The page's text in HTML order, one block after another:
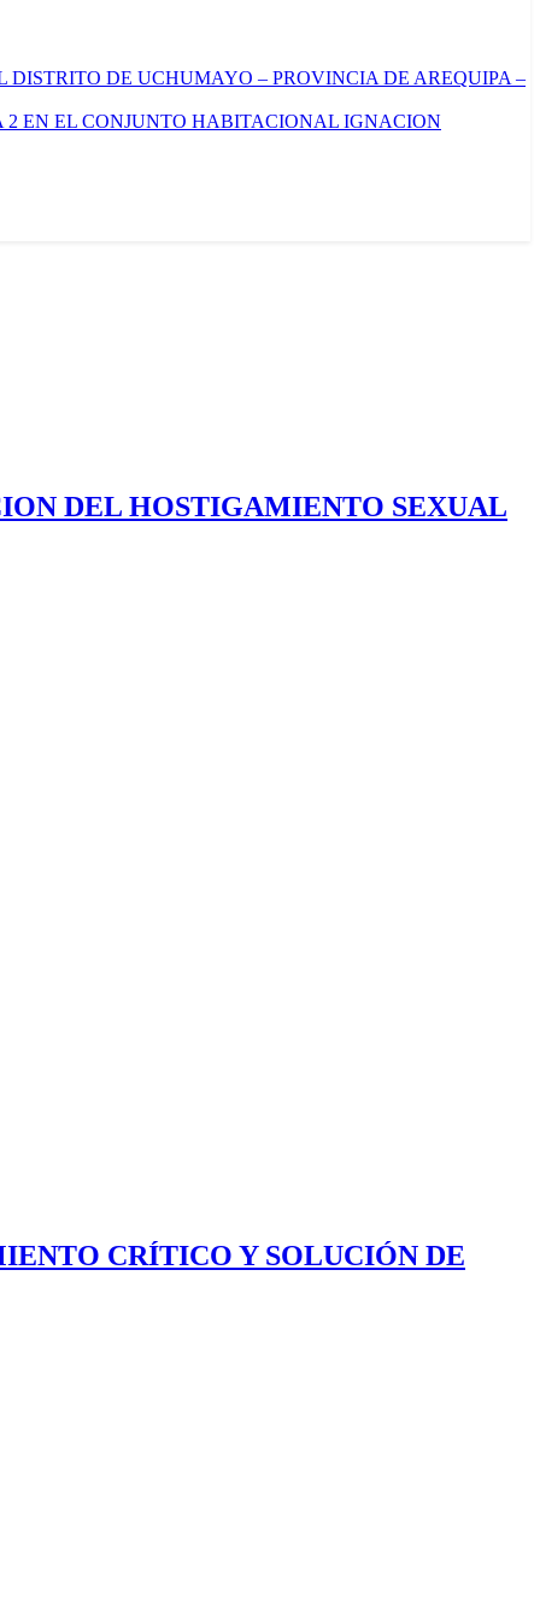
DISTRITO DE UCHUMAYO – PROVINCIA DE AREQUIPA –
EN EL CONJUNTO HABITACIONAL IGNACION
DEL HOSTIGAMIENTO SEXUAL
CRÍTICO Y SOLUCIÓN DE